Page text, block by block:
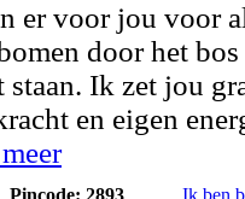
er voor jou voor
door het
staan. Ik zet jou
en eigen
Pincode: 2893 Ik ben